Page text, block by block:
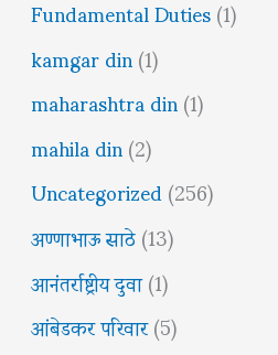
Fundamental Duties(1)
kamgar din(1)
maharashtra din(1)
mahila din(2)
Uncategorized(256)
अण्णाभाऊ साठे(13)
आनंतर्राष्ट्रीय दुवा(1)
आंबेडकर परिवार(5)